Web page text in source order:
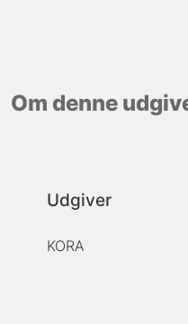
Om denne
Udgiver
KORA